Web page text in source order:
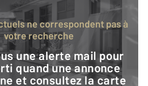
votre recherche
quand une annonce
et consultez la carte